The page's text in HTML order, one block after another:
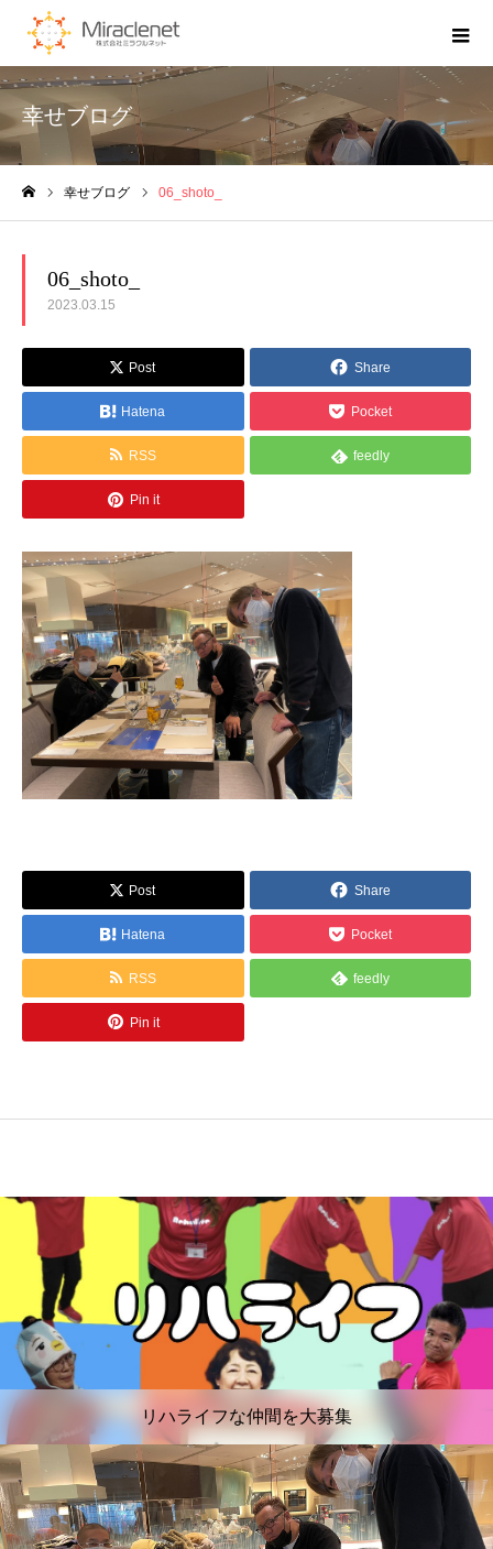
幸せブログ
幸せブログ 06_shoto_
06_shoto_
2023.03.15
Post Share
Hatena Pocket
RSS feedly
Pin it
Post Share
Hatena Pocket
RSS feedly
Pin it
リハライフな仲間を大募集